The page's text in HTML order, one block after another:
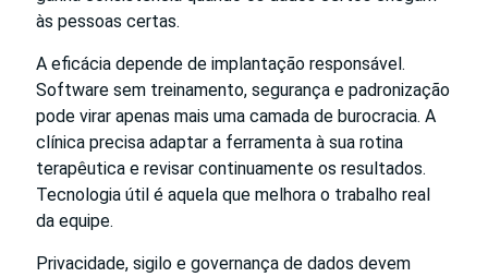
às pessoas certas.
A eficácia depende de implantação responsável.
Software sem treinamento, segurança e padronização
pode virar apenas mais uma camada de burocracia. A
clínica precisa adaptar a ferramenta à sua rotina
terapêutica e revisar continuamente os resultados.
Tecnologia útil é aquela que melhora o trabalho real
da equipe.
Privacidade, sigilo e governança de dados devem